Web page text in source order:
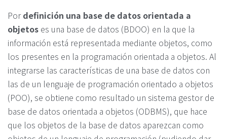
Pordefinición una base de datos orientada a
objetos es una base de datos (BDOO) en la que la
información está representada mediante objetos, como
los presentes en la programación orientada a objetos. Al
integrarse las características de una base de datos con
las de un lenguaje de programación orientado a objetos
(POO), se obtiene como resultado un sistema gestor de
base de datos orientada a objetos (ODBMS), que hace
que los objetos de la base de datos aparezcan como